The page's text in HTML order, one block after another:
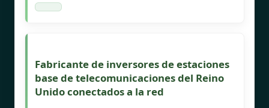
Fabricante de inversores de estaciones
base de telecomunicaciones del Reino
Unido conectados a la red